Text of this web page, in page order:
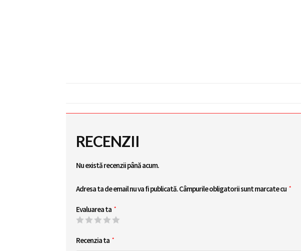
RECENZII
Nu există recenzii până acum.
Adresa ta de email nu va fi publicată.Câmpurile obligatorii sunt marcate cu *
Evaluarea ta *
Recenzia ta *